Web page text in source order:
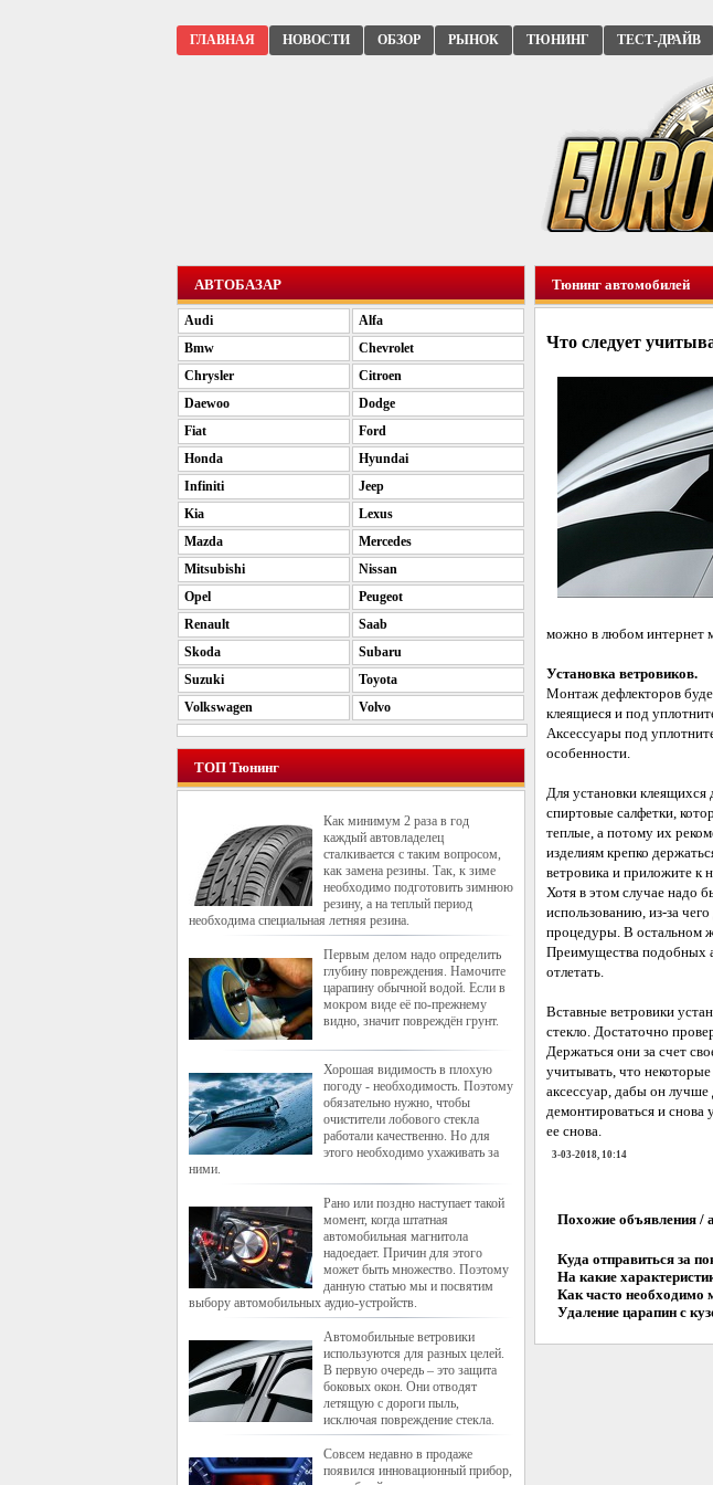
ГЛАВНАЯ НОВОСТИ ОБЗОР РЫНОК ТЮНИНГ ТЕСТ-ДРАЙВ
Тюнинг автомобилей
Что следует
можно в любом интернет
Установка ветровиков.
Монтаж дефлекторов
клеящиеся и под
Аксессуары под
особенности.
Для установки
спиртовые салфетки,
теплые, а потому их
изделиям крепко
ветровика и приложите к
Хотя в этом случае надо
использованию, из-за
процедуры. В остальном
Преимущества подобных
отлетать.
Вставные ветровики
стекло. Достаточно
Держаться они за счет
учитывать, что
аксессуар, дабы он
демонтироваться и снова
ее снова.
3-03-2018, 10:14
Похожие объявления /
Куда отправиться за
На какие
Как часто необходимо
Удаление царапин с
АВТОБАЗАР
Audi
Alfa
Bmw
Chevrolet
Chrysler
Citroen
Daewoo
Dodge
Fiat
Ford
Honda
Hyundai
Infiniti
Jeep
Kia
Lexus
Mazda
Mercedes
Mitsubishi
Nissan
Opel
Peugeot
Renault
Saab
Skoda
Subaru
Suzuki
Toyota
Volkswagen
Volvo
ТОП Тюнинг
Как минимум 2 раза в год
каждый автовладелец
сталкивается с таким вопросом,
как замена резины. Так, к зиме
необходимо подготовить зимнюю
резину, а на теплый период
необходима специальная летняя резина.
Первым делом надо определить
глубину повреждения. Намочите
царапину обычной водой. Если в
мокром виде её по-прежнему
видно, значит повреждён грунт.
Хорошая видимость в плохую
погоду - необходимость. Поэтому
обязательно нужно, чтобы
очистители лобового стекла
работали качественно. Но для
этого необходимо ухаживать за
ними.
Рано или поздно наступает такой
момент, когда штатная
автомобильная магнитола
надоедает. Причин для этого
может быть множество. Поэтому
данную статью мы и посвятим
выбору автомобильных аудио-устройств.
Автомобильные ветровики
используются для разных целей.
В первую очередь – это защита
боковых окон. Они отводят
летящую с дороги пыль,
исключая повреждение стекла.
Совсем недавно в продаже
появился инновационный прибор,